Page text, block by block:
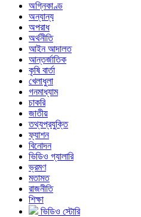
অগ্নিকাণ্ড
অন্যান্য
অপরাধ
অর্থনীতি
আইন আদালত
আন্তর্জাতিক
কৃষি বার্তা
খেলাধুলা
গনমাধ্যাম
চাকরি
জাতীয়
তথ্যপ্রযুক্তি
ফ্যাশন
বিনোদন
ভিডিও গ্যালারি
ভ্রমণ
মতামত
রাজনীতি
শিক্ষা
ভিডিও স্টোরি